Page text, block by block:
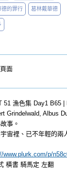
德的罪行 葛林戴華德
面
51 漁色集 Day1 B65
Grindelwald, Albus
事。
宙裡、已不年輕的兩
www.plurk.com/p/
橫書 騎馬定 左翻